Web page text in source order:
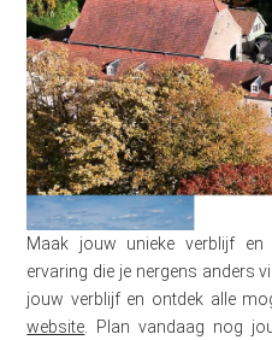
Maak jouw unieke verblijf en
ervaring die je nergens anders
jouw verblijf en ontdek alle
website . Plan vandaag nog